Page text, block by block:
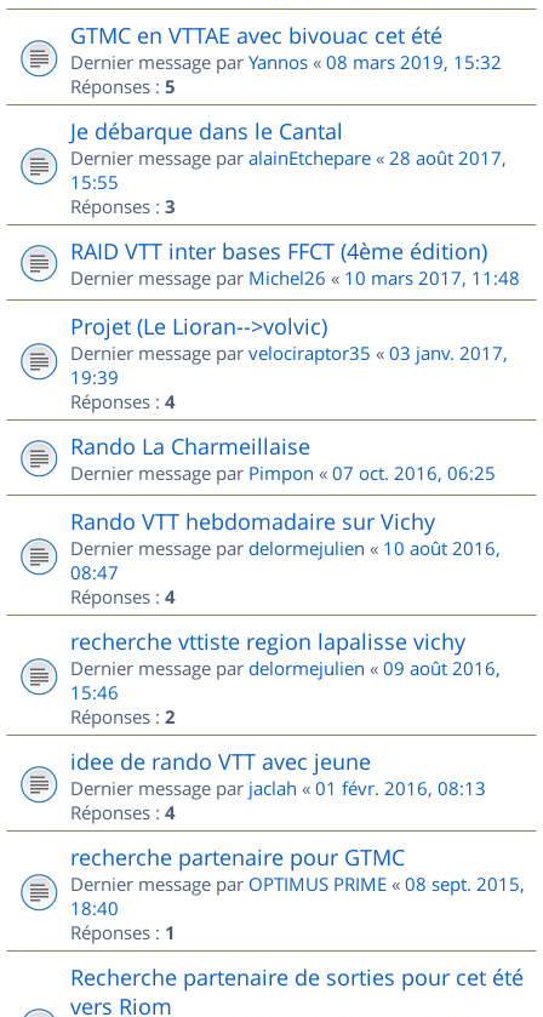
GTMC en VTTAE avec bivouac cet été
Dernier message par Yannos « 08 mars 2019, 15:32
Réponses : 5
Je débarque dans le Cantal
Dernier message par alainEtchepare « 28 août 2017,
15:55
Réponses : 3
RAID VTT inter bases FFCT (4ème édition)
Dernier message par Michel26 « 10 mars 2017, 11:48
Projet (Le Lioran-->volvic)
Dernier message par velociraptor35 « 03 janv. 2017,
19:39
Réponses : 4
Rando La Charmeillaise
Dernier message par Pimpon « 07 oct. 2016, 06:25
Rando VTT hebdomadaire sur Vichy
Dernier message par delormejulien « 10 août 2016,
08:47
Réponses : 4
recherche vttiste region lapalisse vichy
Dernier message par delormejulien « 09 août 2016,
15:46
Réponses : 2
idee de rando VTT avec jeune
Dernier message par jaclah « 01 févr. 2016, 08:13
Réponses : 4
recherche partenaire pour GTMC
Dernier message par OPTIMUS PRIME « 08 sept. 2015,
18:40
Réponses : 1
Recherche partenaire de sorties pour cet été
vers Riom